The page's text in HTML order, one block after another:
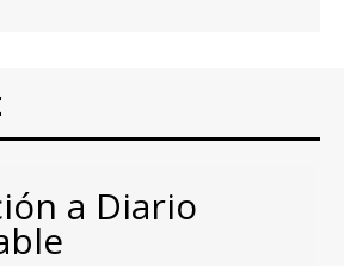
a Diario